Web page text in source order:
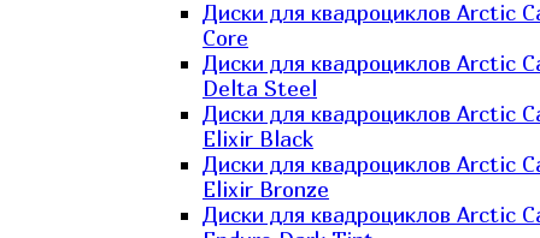
Диски для квадроциклов Arctic
Core
Диски для квадроциклов Arctic
Delta Steel
Диски для квадроциклов Arctic
Elixir Black
Диски для квадроциклов Arctic
Elixir Bronze
Диски для квадроциклов Arctic